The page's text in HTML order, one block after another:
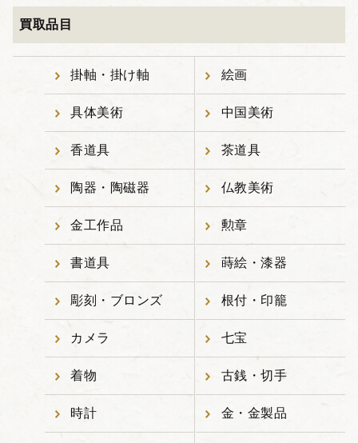
買取品目
掛軸・掛け軸 絵画
具体美術 中国美術
香道具 茶道具
陶器・陶磁器 仏教美術
金工作品 勲章
書道具 蒔絵・漆器
彫刻・ブロンズ 根付・印籠
カメラ 七宝
着物 古銭・切手
時計 金・金製品